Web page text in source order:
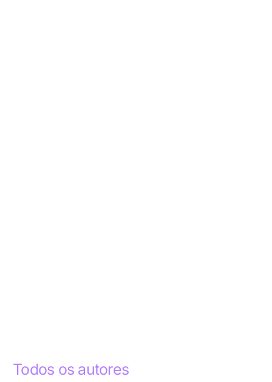
Todos os autores